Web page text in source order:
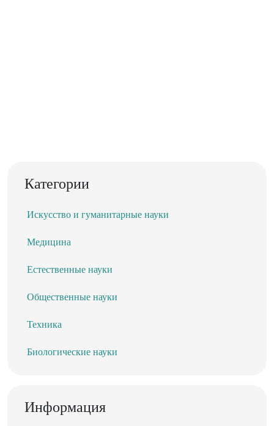
Категории
Искусство и гуманитарные науки
Медицина
Естественные науки
Общественные науки
Техника
Биологические науки
Информация